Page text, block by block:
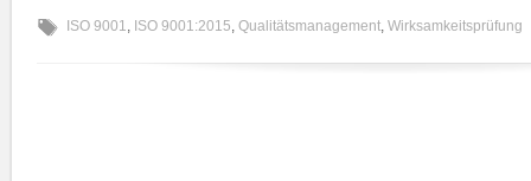
ISO 9001, ISO 9001:2015, Qualitätsmanagement, Wirksamkeitsprüfung